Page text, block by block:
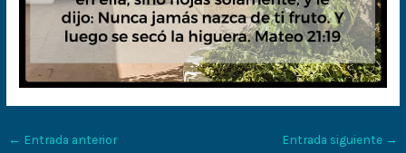
← Entrada anterior Entrada siguiente →